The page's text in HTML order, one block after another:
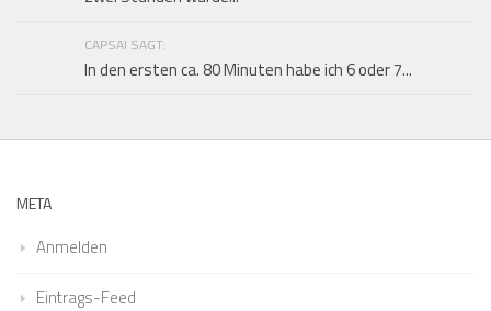
CAPSAI SAGT:
In den ersten ca. 80 Minuten habe ich 6 oder 7...
META
Anmelden
Eintrags-Feed